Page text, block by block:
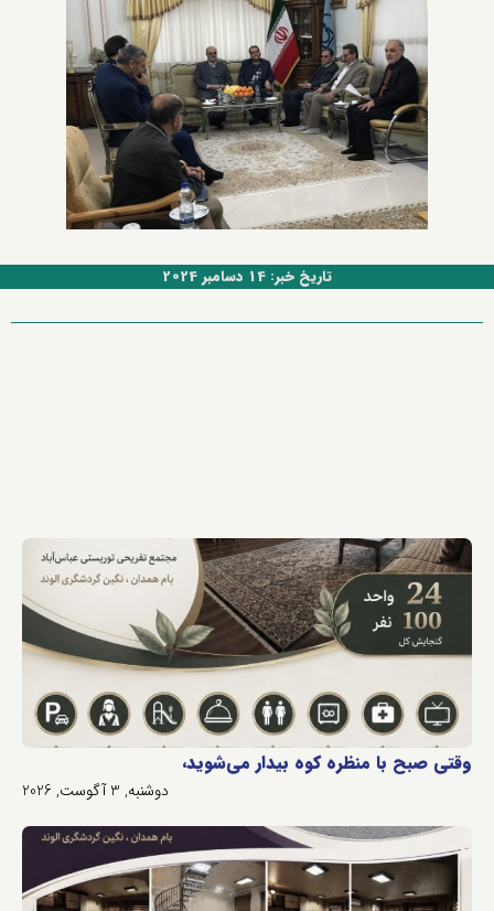
تاریخ خبر: 14 دسامبر 2024
وقتی صبح با منظره کوه بیدار می‌شوید،
دوشنبه, 3 آگوست, 2026